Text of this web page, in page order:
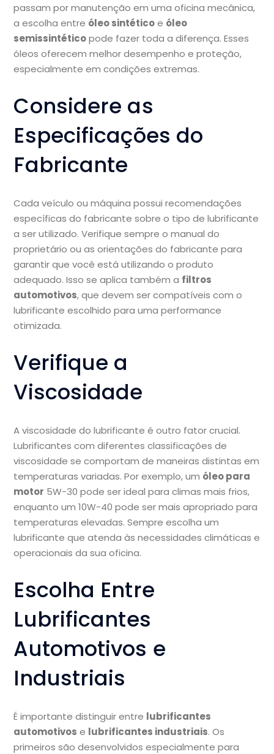
passam por manutenção em uma oficina mecânica,
a escolha entre óleo sintéticoe óleo
semissintéticopode fazer toda a diferença. Esses
óleos oferecem melhor desempenho e proteção,
especialmente em condições extremas.
Considere as
Especificações do
Fabricante
Cada veículo ou máquina possui recomendações
específicas do fabricante sobre o tipo de lubrificante
a ser utilizado. Verifique sempre o manual do
proprietário ou as orientações do fabricante para
garantir que você está utilizando o produto
adequado. Isso se aplica também a filtros
automotivos, que devem ser compatíveis com o
lubrificante escolhido para uma performance
otimizada.
Verifique a
Viscosidade
A viscosidade do lubrificante é outro fator crucial.
Lubrificantes com diferentes classificações de
viscosidade se comportam de maneiras distintas em
temperaturas variadas. Por exemplo, um óleo para
motor 5W-30 pode ser ideal para climas mais frios,
enquanto um 10W-40 pode ser mais apropriado para
temperaturas elevadas. Sempre escolha um
lubrificante que atenda às necessidades climáticas e
operacionais da sua oficina.
Escolha Entre
Lubrificantes
Automotivos e
Industriais
É importante distinguir entre lubrificantes
automotivos e lubrificantes industriais. Os
primeiros são desenvolvidos especialmente para